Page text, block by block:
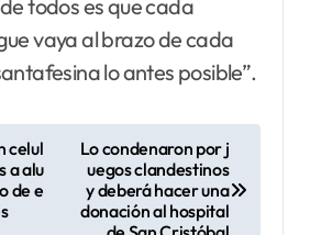
todos es que cada
vaya al brazo de cada
lo antes posible”.
celul
a alu
de e
Lo condenaron por j
uegos clandestinos
y deberá hacer una
donación al hospital